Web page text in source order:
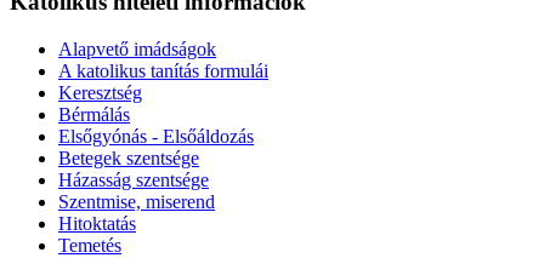
Alapvető imádságok
A katolikus tanítás formulái
Keresztség
Bérmálás
Elsőgyónás - Elsőáldozás
Betegek szentsége
Házasság szentsége
Szentmise, miserend
Hitoktatás
Temetés